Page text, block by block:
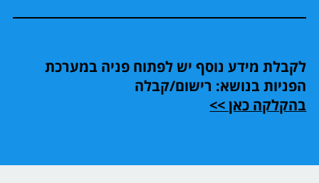
לקבלת מידע נוסף יש לפתוח פניה במערכת
הפניות בנושא: רישום/קבלה
בהקלקה כאן >>